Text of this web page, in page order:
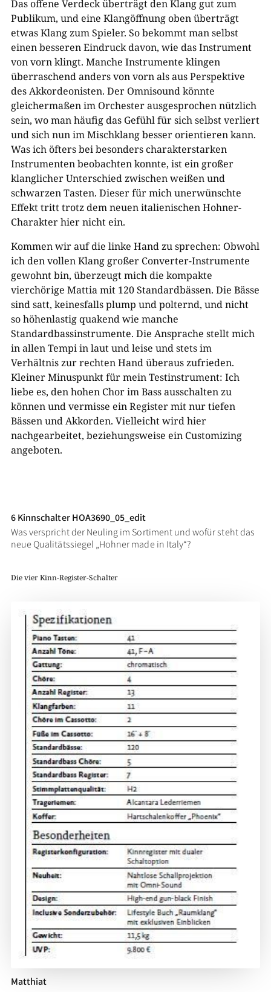
Das offene Verdeck überträgt den Klang gut zum
Publikum, und eine Klangöffnung oben überträgt
etwas Klang zum Spieler. So bekommt man selbst
einen besseren Eindruck davon, wie das Instrument
von vorn klingt. Manche Instrumente klingen
überraschend anders von vorn als aus Perspektive
des Akkordeonisten. Der Omnisound könnte
gleichermaßen im Orchester ausgesprochen nützlich
sein, wo man häufig das Gefühl für sich selbst verliert
und sich nun im Mischklang besser orientieren kann.
Was ich öfters bei besonders charakterstarken
Instrumenten beobachten konnte, ist ein großer
klanglicher Unterschied zwischen weißen und
schwarzen Tasten. Dieser für mich unerwünschte
Effekt tritt trotz dem neuen italienischen Hohner-
Charakter hier nicht ein.
Kommen wir auf die linke Hand zu sprechen: Obwohl
ich den vollen Klang großer Converter-Instrumente
gewohnt bin, überzeugt mich die kompakte
vierchörige Mattia mit 120 Standardbässen. Die Bässe
sind satt, keinesfalls plump und polternd, und nicht
so höhenlastig quakend wie manche
Standardbassinstrumente. Die Ansprache stellt mich
in allen Tempi in laut und leise und stets im
Verhältnis zur rechten Hand überaus zufrieden.
Kleiner Minuspunkt für mein Testinstrument: Ich
liebe es, den hohen Chor im Bass ausschalten zu
können und vermisse ein Register mit nur tiefen
Bässen und Akkorden. Vielleicht wird hier
nachgearbeitet, beziehungsweise ein Customizing
angeboten.
6 Kinnschalter HOA3690_05_edit
Was verspricht der Neuling im Sortiment und wofür steht das
neue Qualitätssiegel „Hohner made in Italy“?
Die vier Kinn-Register-Schalter
Matthiat